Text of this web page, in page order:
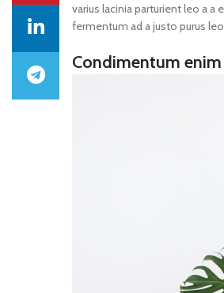
varius lacinia parturient leo a a
fermentum ad a justo purus
Condimentum enim